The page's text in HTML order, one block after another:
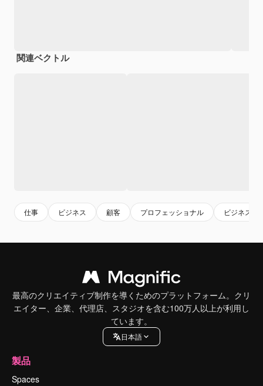
関連ベクトル
仕事 ビジネス 顧客 プロフェッショナル ビジネスマ
最高のクリエイティブ制作を導くためのプラットフォーム。クリ
エイター、企業、代理店、スタジオを含む100万人以上が利用し
ています。
日本語
製品
Spaces